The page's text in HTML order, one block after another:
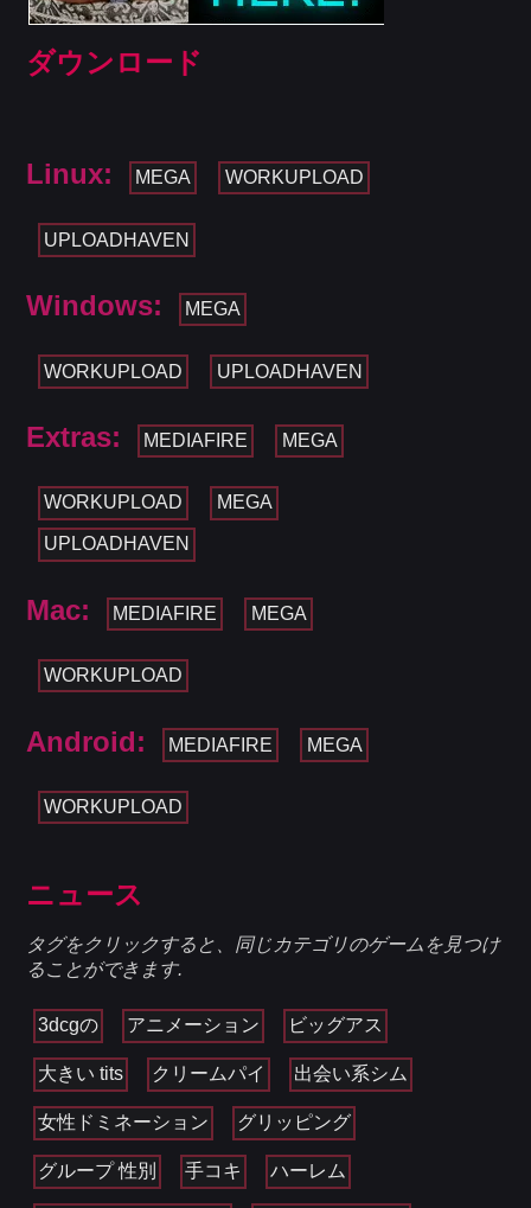
ダウンロード
Linux: MEGA WORKUPLOAD
UPLOADHAVEN
Windows: MEGA
WORKUPLOAD UPLOADHAVEN
Extras: MEDIAFIRE MEGA
WORKUPLOAD MEGA
UPLOADHAVEN
Mac: MEDIAFIRE MEGA
WORKUPLOAD
Android: MEDIAFIRE MEGA
WORKUPLOAD
ニュース
タグをクリックすると、同じカテゴリのゲームを見つけ
ることができます.
3dcgの アニメーション ビッグアス
大きい tits クリームパイ 出会い系シム
女性ドミネーション グリッピング
グループ 性別 手コキ ハーレム